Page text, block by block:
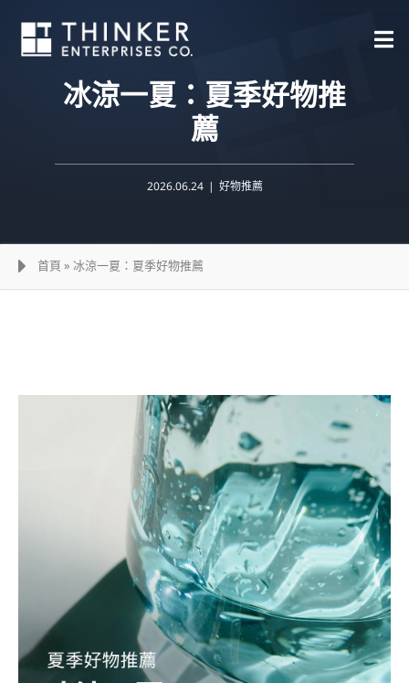
content
冰涼一夏：夏季好物推
薦
2026.06.24 | 好物推薦
首頁 » 冰涼一夏：夏季好物推薦